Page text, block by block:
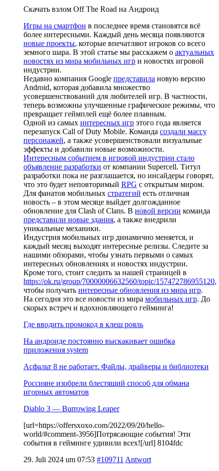
Скачать взлом Off The Road на Андроид
Игры на смартфон в последнее время становятся всё
более интересными. Каждый день месяца появляются
новые проекты, которые впечатляют игроков со всего
земного шара. В этой статье мы расскажем о актуальных
новостях из мира мобильных игр и новостях игровой
индустрии.
Недавно компания Google представила новую версию
Android, которая добавила множество
усовершенствований для любителей игр. В частности,
теперь возможны улучшенные графические режимы, что
превращает геймплей ещё более плавным.
Одной из самых интересных игр этого года является
перезапуск Call of Duty Mobile. Команда создали массу
персонажей, а также усовершенствовали визуальные
эффекты и добавили новые возможности.
Интересным событием в игровой индустрии стало
объявление разработки от компании Supercell. Титул
разработки пока не разглашается, но инсайдеры говорят,
что это будет неповторимый RPG с открытым миром.
Для фанатов мобильных стратегий есть отличная
новость – в этом месяце выйдет долгожданное
обновление для Clash of Clans. В новой версии команда
представили новые здания, а также внедрили
уникальные механики.
Индустрия мобильных игр динамично меняется, и
каждый месяц выходят интересные релизы. Следите за
нашими обзорами, чтобы узнать первыми о самых
интересных обновлениях и новостях индустрии.
Кроме того, стоит следить за нашей страницей в
https://ok.ru/group/70000006632560/topic/157472786955120,
чтобы получать интересные обновления из мира игр.
На сегодня это все новости из мира мобильных игр. До
скорых встреч и вдохновляющего гейминга!
Где вводить промокод в клеш рояль
На андроиде постоянно выскакивает ошибка
приложения system
Асфальт 8 не работает. Файлы, драйверы и библиотеки
Россияне изобрели блестящий способ для обмана
игорных автоматов
Diablo 3 — Burrowing Leaper
[url=https://offersxoxo.com/2022/09/20/hello-
world/#comment-3956]Потрясающие события! Эти
события в гейминге удивили всех![/url] 8104fdc
29. Juli 2024 um 07:53 #109711 Antwort